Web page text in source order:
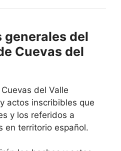
generales del
Cuevas del
del Valle
actos inscribibles que
y los referidos a
en territorio español.